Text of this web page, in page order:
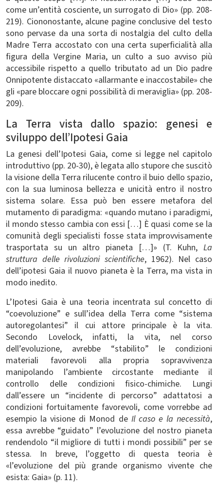
come un’entità cosciente, un surrogato di Dio» (pp. 208-
219). Ciononostante, alcune pagine conclusive del testo
sono pervase da una sorta di nostalgia del culto della
Madre Terra accostato con una certa superficialità alla
figura della Vergine Maria, un culto a suo avviso più
accessibile rispetto a quello tributato ad un Dio padre
Onnipotente distaccato «allarmante e inaccostabile» che
gli «pare bloccare ogni possibilità di meraviglia» (pp. 208-
209).
La Terra vista dallo spazio: genesi e
sviluppo dell’Ipotesi Gaia
La genesi dell’Ipotesi Gaia, come si legge nel capitolo
introduttivo (pp. 20-30), è legata allo stupore che suscitò
la visione della Terra rilucente contro il buio dello spazio,
con la sua luminosa bellezza e unicità entro il nostro
sistema solare. Essa può ben essere metafora del
mutamento di paradigma: «quando mutano i paradigmi,
il mondo stesso cambia con essi […] È quasi come se la
comunità degli specialisti fosse stata improvvisamente
trasportata su un altro pianeta […]» (T. Kuhn, La
struttura delle rivoluzioni scientifiche, 1962). Nel caso
dell’ipotesi Gaia il nuovo pianeta è la Terra, ma vista in
modo inedito.
L’Ipotesi Gaia è una teoria incentrata sul concetto di
“coevoluzione” e sull’idea della Terra come “sistema
autoregolantesi” il cui attore principale è la vita.
Secondo Lovelock, infatti, la vita, nel corso
dell’evoluzione, avrebbe “stabilito” le condizioni
materiali favorevoli alla propria sopravvivenza
manipolando l’ambiente circostante mediante il
controllo delle condizioni fisico-chimiche. Lungi
dall’essere un “incidente di percorso” adattatosi a
condizioni fortuitamente favorevoli, come vorrebbe ad
esempio la visione di Monod de Il caso e la necessità,
essa avrebbe “guidato” l’evoluzione del nostro pianeta
rendendolo “il migliore di tutti i mondi possibili” per se
stessa. In breve, l’oggetto di questa teoria è
«l’evoluzione del più grande organismo vivente che
esista: Gaia» (p. 11).